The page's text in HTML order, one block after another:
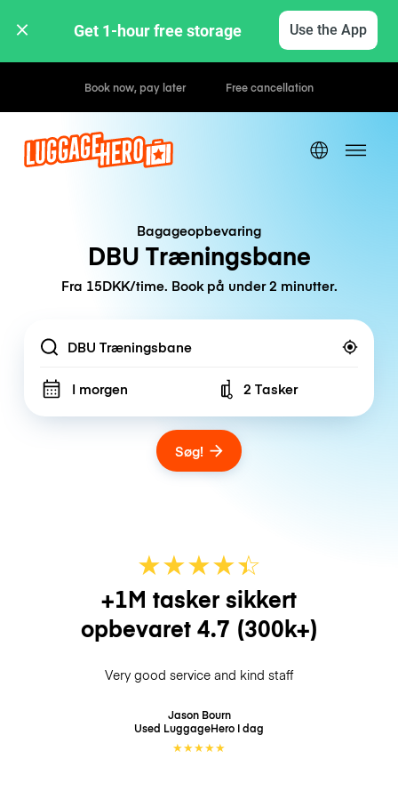
Get 1-hour free storage Use the App
Hourly / Daily Rates
Bagageopbevaring
DBU Træningsbane
Fra 15DKK/time. Book på under 2 minutter.
Location
I morgen Number of bags
2 Tasker
Søg!
★★★★☆
★
+1M tasker sikkert
opbevaret 4.7 (300k+)
Very good service and kind staff
Jason Bourn
Used LuggageHero I dag
★★★★★